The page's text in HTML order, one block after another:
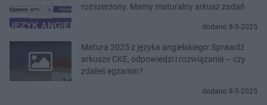
rozszerzony. Mamy maturalny arkusz zadań
dodano 8-5-2025
Matura 2025 z języka angielskiego: Sprawdź
arkusze CKE, odpowiedzi i rozwiązania – czy
zdałeś egzamin?
dodano 8-5-2025